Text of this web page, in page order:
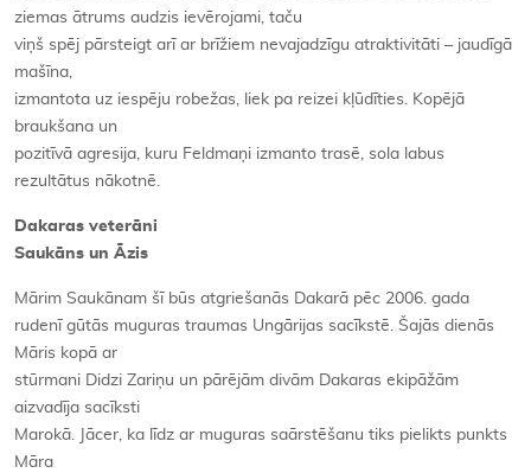
ziemas ātrums audzis ievērojami, taču
viņš spēj pārsteigt arī ar brīžiem nevajadzīgu atraktivitāti – jaudīgā
mašīna,
izmantota uz iespēju robežas, liek pa reizei kļūdīties. Kopējā
braukšana un
pozitīvā agresija, kuru Feldmaņi izmanto trasē, sola labus
rezultātus nākotnē.
Dakaras veterāni
Saukāns un Āzis
Mārim Saukānam šī būs atgriešanās Dakarā pēc 2006. gada
rudenī gūtās muguras traumas Ungārijas sacīkstē. Šajās dienās
Māris kopā ar
stūrmani Didzi Zariņu un pārējām divām Dakaras ekipāžām
aizvadīja sacīksti
Marokā. Jācer, ka līdz ar muguras saārstēšanu tiks pielikts punkts
Māra